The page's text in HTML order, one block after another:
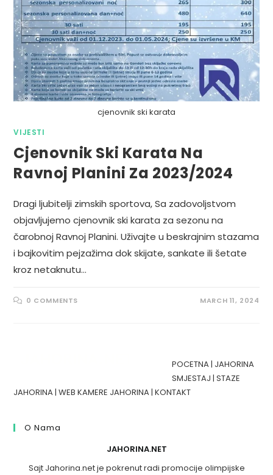
cjenovnik ski karata
VIJESTI
Cjenovnik Ski Karata Na
Ravnoj Planini Za 2023/2024
Dragi ljubitelji zimskih sportova, Sa zadovoljstvom
objavljujemo cjenovnik ski karata za sezonu na
čarobnoj Ravnoj Planini. Uživajte u beskrajnim stazama
i bajkovitim pejzažima dok skijate, sankate ili šetate
kroz netaknutu…
0 COMMENTS MARCH 11, 2024
POCETNA | JAHORINA
SMJESTAJ |STAZE
JAHORINA |WEB KAMERE JAHORINA |KONTAKT
O Nama
JAHORINA.NET
Sajt Jahorina.net je pokrenut radi promocije olimpijske